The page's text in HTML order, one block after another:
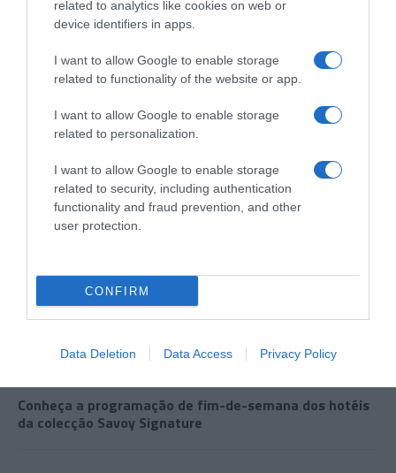
related to analytics like cookies on web or
device identifiers in apps.
I want to allow Google to enable storage
related to functionality of the website or app.
I want to allow Google to enable storage
related to personalization.
I want to allow Google to enable storage
related to security, including authentication
functionality and fraud prevention, and other
user protection.
CONFIRM
Data Deletion Data Access Privacy Policy
THE CLIFF BAY
Comentários
Últimas
ROTEIRO
Mariano regressa ao Marginal e Summer Jam anima o
CRISTIANO RONALDO
Conheça a programação de fim-de-semana dos hotéis
da colecção Savoy Signature